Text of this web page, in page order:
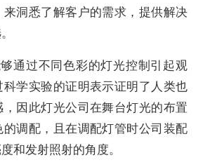
洞悉了解客户的需求，提供解决
通过不同色彩的灯光控制引起观
学实验的证明表示证明了人类也
因此灯光公司在舞台灯光的布置
调配，且在调配灯管时公司装配
和发射照射的角度。